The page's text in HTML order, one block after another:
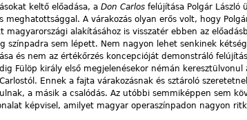
keltő előadása, a Don Carlos felújítása Polgár László
meghatottsággal. A várakozás olyan erős volt, hogy
magyarországi alakításához is visszatér ebben az
színpadra sem lépett. Nem nagyon lehet senkinek
és nem az értékőrzés koncepcióját demonstráló
Fülöp király első megjelenésekor némán
Ennek a fajta várakozásnak és sztároló
a másik a csalódás. Az utóbbi semmiképpen sem
képvisel, amilyet magyar operaszínpadon nagyon